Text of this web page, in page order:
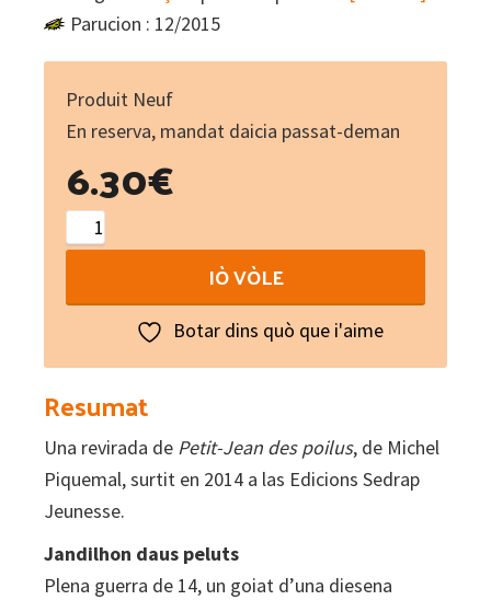
Parucion : 12/2015
Produit Neuf
En reserva, mandat daicia passat-deman
6.30€
Jandilhon
daus
de
las
chavalhas
quantity
IÒ VÒLE
Botar dins quò que i'aime
Resumat
Una revirada de Petit-Jean des poilus, de Michel
Piquemal, surtit en 2014 a las Edicions Sedrap
Jeunesse.
Jandilhon daus peluts
Plena guerra de 14, un goiat d’una diesena